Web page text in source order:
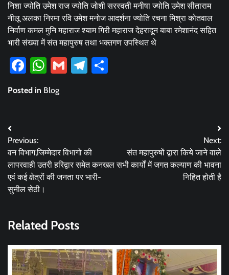
निशा ज्योति उमेश राज ज्योति जोशी सरस्वती मनीषा ज्योति उमेश सीताराम
नीलू अलका निरमा रवि उमेश मनोज आदर्शना ज्योति रचना मिश्रा कोतवाल
निर्वाण कमल मुनि महाराज श्याम गिरी महाराज देहरादून बाबा रमेशानंद सहित
भारी संख्या में संत महापुरुष तथा भक्तगण उपस्थित थे
Facebook
WhatsApp
GmailTelegram
Posted in Blog
Post
navigation
Previous:
वन विभाग,जिम्मेदार विभागो की
लापरवाही उतरी हरिद्वार समेत कनखल
एवं कई क्षेत्रों की जनता पर भारी-
सुनील सेठी।
Next:
संत महापुरुषों द्वारा किये जाने वाले
सभी कार्यों में जगत कल्याण की भावना
निहित होती है
Related Posts